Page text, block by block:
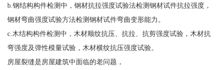
b.钢结构构件检测中，钢材抗拉强度试验法检测钢材试件抗拉强度，
钢材弯曲强度试验方法检测钢材试件弯曲变形能力。
c.木结构构件检测中，木材顺纹抗压、抗拉、抗剪强度试验，木材抗
弯强度及弹性模量试验，木材横纹抗压强度试验。
房屋裂缝是房屋建筑中面临的老问题，